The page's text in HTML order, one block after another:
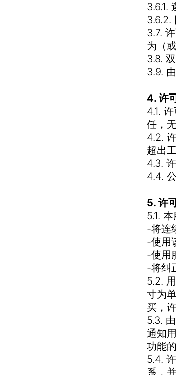
3.6.1.
3.6.2.
3.7.
为（
3.8.
3.9.
4. 许
4.1.
任，
4.2.
超出
4.3.
4.4.
5. 许
5.1.
-将连
-使用
-使用
-将纠
5.2.
寸为
买，
5.3.
通知
功能
5.4.
系，